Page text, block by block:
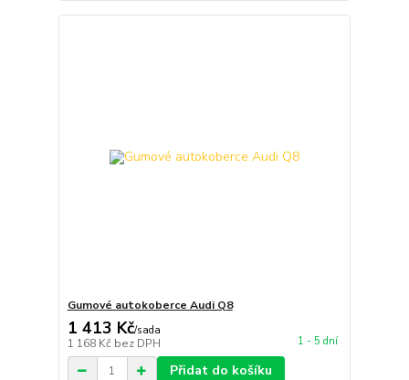
Gumové autokoberce Audi Q8
1 413 Kč/sada
1 168 Kč bez DPH 1 - 5 dní
Přidat do košíku